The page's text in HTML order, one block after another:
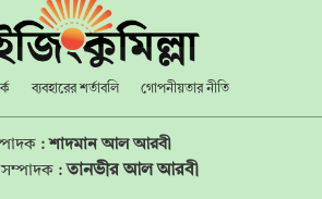
ব্যবহারের শর্তাবলি গোপনীয়তার নীতি
:শাদমান আল আরবী
সম্পাদক :তানভীর আল আরবী